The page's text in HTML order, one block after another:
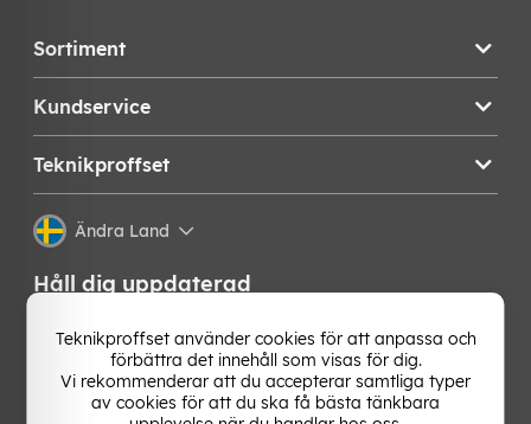
Sortiment
Kundservice
Teknikproffset
Ändra Land
Håll dig uppdaterad
Få de senaste nyheterna, hetaste erbjudandena och
bästa tipsen från oss direkt i din mejlkorg. Signa upp på
vårt nyhetsbrev!
Teknikproffset använder cookies för att anpassa och
förbättra det innehåll som visas för dig.
Vi rekommenderar att du accepterar samtliga typer
av cookies för att du ska få bästa tänkbara